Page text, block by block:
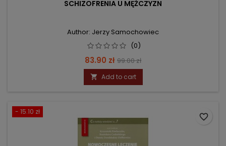
SCHIZOFRENIA U MĘŻCZYZN
Author: Jerzy Samochowiec
(0)
Price
83.90 zł Regular
price
99.00 zł
 Add to cart
- 15.10 zł
favorite_border